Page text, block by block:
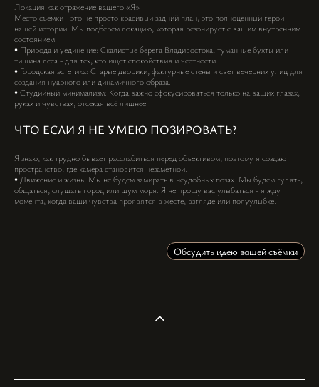
Локация как отражение вашего «Я»
Место съемки - это не просто красивый задний план, это полноценный герой
нашей истории. Мы подберем локацию, которая резонирует с вашим внутренним
состоянием:
• Природа и уединение: Скалистые берега Владивостока, туманные бухты или
тишина леса - для тех, кто ищет спокойствия и честности.
• Городская эстетика: Старые дворики, фактурные стены и свет вечерних улиц для
создания нуарного или динамичного образа.
• Студийный минимализм: Когда важно сфокусироваться только на ваших глазах,
руках и чувствах, отсекая всё лишнее.
ЧТО ЕСЛИ Я НЕ УМЕЮ ПОЗИРОВАТЬ?
Я знаю, как трудно бывает расслабиться перед объективом, поэтому я создаю
пространство, где камера становится незаметной.
• Движение и жизнь: Мы не будем замирать в неудобных позах. Мы будем гулять,
общаться, слушать город или шум моря. Я не прошу вас улыбаться - я жду
момента, когда ваши чувства проявятся в жесте, взгляде или полуулыбке.
Обсудить идею вашей съёмки